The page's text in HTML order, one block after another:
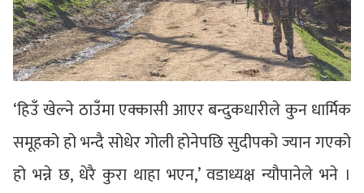
‘हिउँ खेल्ने ठाउँमा एक्कासी आएर बन्दुकधारीले कुन धार्मिक
समूहको हो भन्दै सोधेर गोली होनेपछि सुदीपको ज्यान गएको
हो भन्ने छ, धेरै कुरा थाहा भएन,’ वडाध्यक्ष न्यौपानेले भने ।